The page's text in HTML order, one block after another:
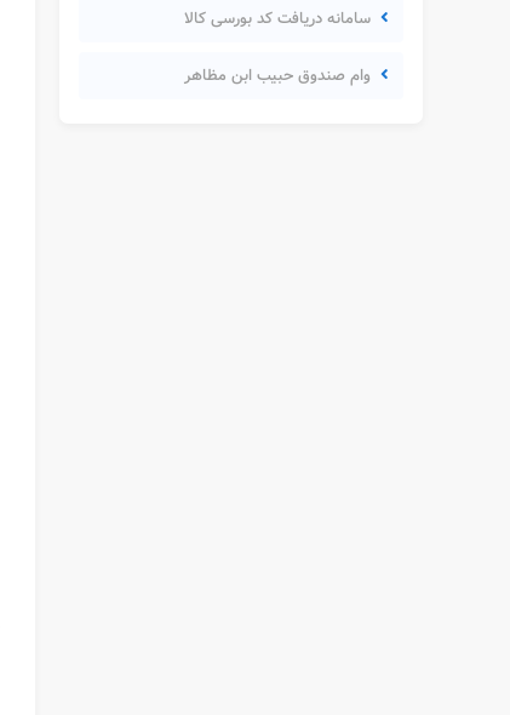
سامانه دریافت کد بورسی کالا
وام صندوق حبیب ابن مظاهر